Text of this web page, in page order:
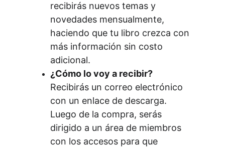
recibirás nuevos temas y
novedades mensualmente,
haciendo que tu libro crezca con
más información sin costo
adicional.
¿Cómo lo voy a recibir?
Recibirás un correo electrónico
con un enlace de descarga.
Luego de la compra, serás
dirigido a un área de miembros
con los accesos para que